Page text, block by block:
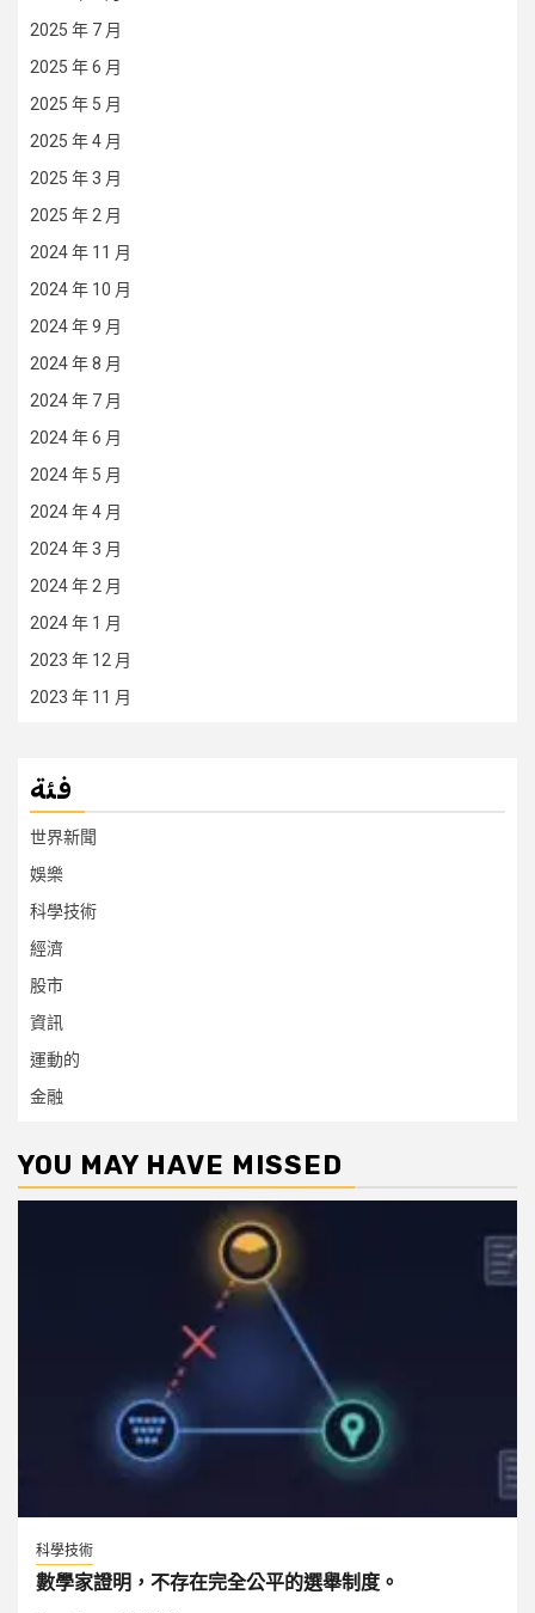
2025 年 7 月
2025 年 6 月
2025 年 5 月
2025 年 4 月
2025 年 3 月
2025 年 2 月
2024 年 11 月
2024 年 10 月
2024 年 9 月
2024 年 8 月
2024 年 7 月
2024 年 6 月
2024 年 5 月
2024 年 4 月
2024 年 3 月
2024 年 2 月
2024 年 1 月
2023 年 12 月
2023 年 11 月
فئة
世界新聞
娛樂
科學技術
經濟
股市
資訊
運動的
金融
YOU MAY HAVE MISSED
科學技術
數學家證明，不存在完全公平的選舉制度。